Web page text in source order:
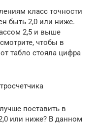
класс точности
быть 2,0 или ниже.
2,5 и выше
чтобы в
табло стояла цифра
поставить в
или ниже? В данном